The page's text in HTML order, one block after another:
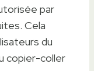
par
Cela
du
copier-coller